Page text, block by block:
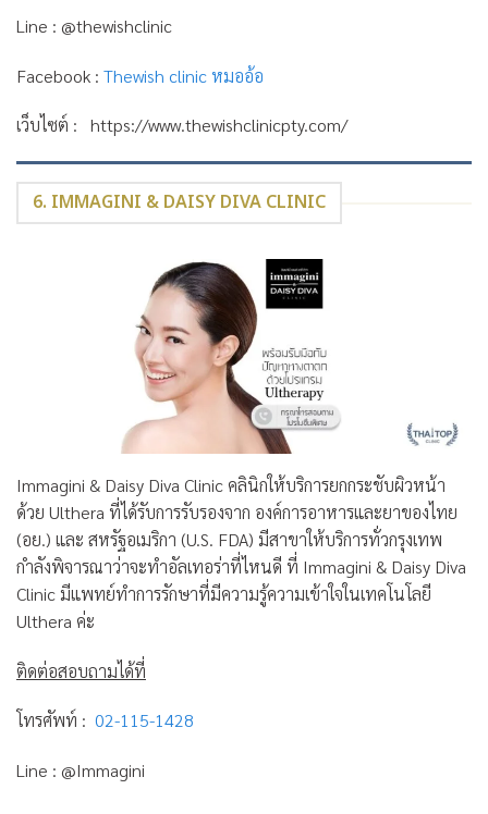
Line : @thewishclinic
Facebook : Thewish clinic หมออ้อ
เว็บไซต์ : https://www.thewishclinicpty.com/
6. IMMAGINI & DAISY DIVA CLINIC
Immagini & Daisy Diva Clinic คลินิกให้บริการยกกระชับผิวหน้า
ด้วย Ulthera ที่ได้รับการรับรองจาก องค์การอาหารและยาของไทย
(อย.) และ สหรัฐอเมริกา (U.S. FDA) มีสาขาให้บริการทั่วกรุงเทพ
กำลังพิจารณาว่าจะทำอัลเทอร่าที่ไหนดี ที่ Immagini & Daisy Diva
Clinic มีแพทย์ทำการรักษาที่มีความรู้ความเข้าใจในเทคโนโลยี
Ulthera ค่ะ
ติดต่อสอบถามได้ที่
โทรศัพท์ : 02-115-1428
Line : @Immagini